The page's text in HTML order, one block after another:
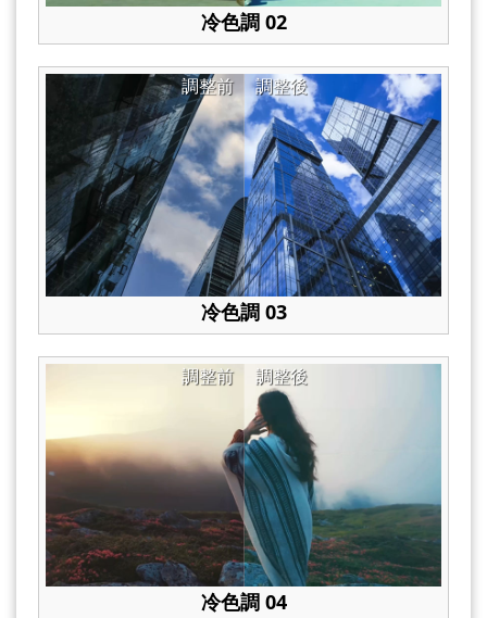
冷色調 02
調整後
調整前
冷色調 03
調整後
調整前
冷色調 04